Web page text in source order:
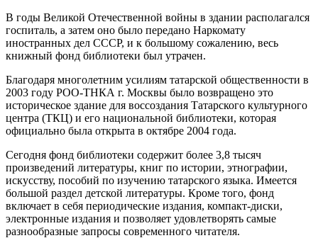
В годы Великой Отечественной войны в здании располагался
госпиталь, а затем оно было передано Наркомату
иностранных дел СССР, и к большому сожалению, весь
книжный фонд библиотеки был утрачен.
Благодаря многолетним усилиям татарской общественности в
2003 году РОО-ТНКА г. Москвы было возвращено это
историческое здание для воссоздания Татарского культурного
центра (ТКЦ) и его национальной библиотеки, которая
официально была открыта в октябре 2004 года.
Сегодня фонд библиотеки содержит более 3,8 тысяч
произведений литературы, книг по истории, этнографии,
искусству, пособий по изучению татарского языка. Имеется
большой раздел детской литературы. Кроме того, фонд
включает в себя периодические издания, компакт-диски,
электронные издания и позволяет удовлетворять самые
разнообразные запросы современного читателя.